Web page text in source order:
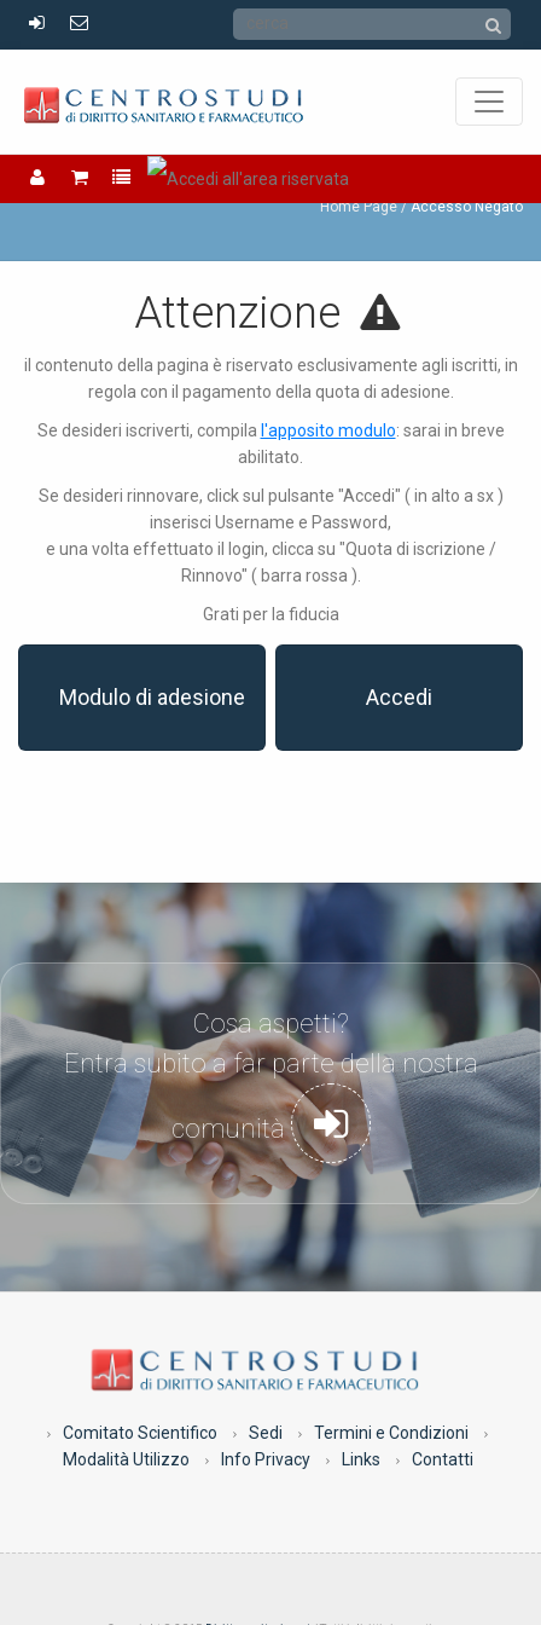
Accesso Negato
Home Page Accesso Negato
Attenzione
il contenuto della pagina è riservato esclusivamente agli iscritti, in
regola con il pagamento della quota di adesione.
Se desideri iscriverti, compila l'apposito modulo: sarai in breve
abilitato.
Se desideri rinnovare, click sul pulsante "Accedi" ( in alto a sx )
inserisci Username e Password,
e una volta effettuato il login, clicca su "Quota di iscrizione /
Rinnovo" ( barra rossa ).
Grati per la fiducia
Modulo di adesione Accedi
Cosa aspetti?
Entra subito a far parte della nostra
comunità
Comitato Scientifico Sedi
Termini e Condizioni
Modalità Utilizzo
Info Privacy Links Contatti